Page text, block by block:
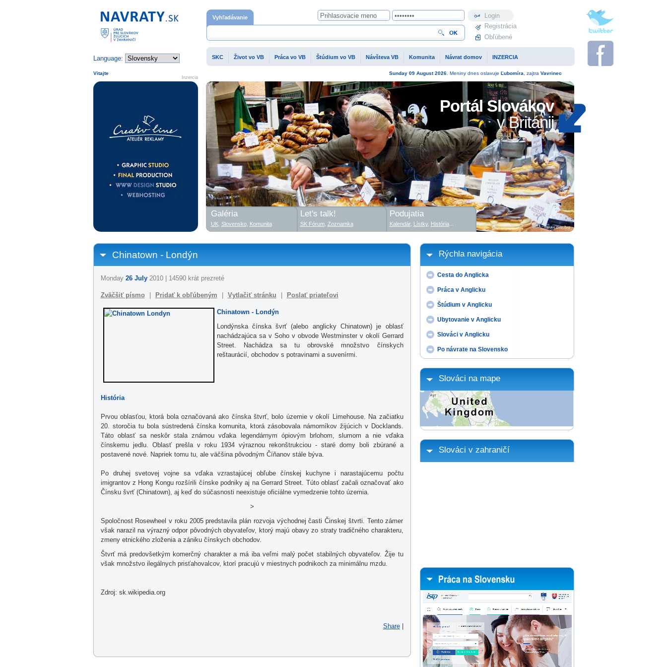
Portál Slovákov
v Británii
Chinatown - Londýn
Monday 26 July2010 | 14590 krát prezreté
Zväčšiť písmo Pridať k obľúbeným Vytlačiť stránku Poslať priateľovi
Chinatown - Londýn
Londýnska čínska švrť (alebo anglicky Chinatown) je oblasť
nachádzajúca sa v Soho v obvode Westminster v okolí Gerrard
Street. Nachádza sa tu obrovské množstvo čínskych
reštaurácií, obchodov s potravinami a suvenírmi.
História
Prvou oblasťou, ktorá bola označovaná ako čínska štvrť, bolo územie v okolí Limehouse. Na začiatku
20. storočia tu bola sústredená čínska komunita, ktorá zásobovala námorníkov žijúcich v Docklands.
Táto oblasť sa neskôr stala známou vďaka legendárnym ópiovým brlohom, slumom a nie vďaka
čínskemu jedlu. Oblasť prešla v roku 1934 výraznou rekonštrukciou - staré domy boli zbúrané a
postavené nové. Napriek tomu tu, ale väčšina pôvodným Číňanov stále býva.
Po druhej svetovej vojne sa vďaka vzrastajúcej obľube čínskej kuchyne i narastajúcemu počtu
imigrantov z Hong Kongu rozšírili čínske podniky aj na Gerrard Street. Túto oblasť začali označovať ako
Čínsku švrť (Chinatown), aj keď do súčasnosti neexistuje oficiálne vymedzenie tohto územia.
>
Spoločnost Rosewheel v roku 2005 predstavila plán rozvoja východnej časti Činskej štvrti. Tento zámer
však narazil na výrazný odpor pôvodných obyvateľov, ktorý majú obavy zo straty tradičného charakteru,
zmeny etnického zloženia a zániku čínskych obchodov.
Štvrť má predovšetkým komerčný charakter a má iba veľmi malý počet stabilných obyvateľov. Žije tu
však množstvo ilegálnych prisťahovalcov, ktorí pracujú v miestnych podnikoch za minimálnu mzdu.
Zdroj: sk.wikipedia.org
Share
Rýchla navigácia
Cesta do Anglicka
Práca v Anglicku
Štúdium v Anglicku
Ubytovanie v Anglicku
Slováci v Anglicku
Po návrate na Slovensko
Slováci na mape
Slováci v zahraničí
Domovská stránka
Language:
Vyhľadávanie
SKC Život vo VB Práca vo VB Štúdium vo VB Návšteva VB Komunita Návrat domov INZERCIA
Profil
Registrácia
Obľúbené
Inzercia
Vitajte Sunday 09 August2026. Meniny dnes oslavuje Ľubomíra , zajtra Vavrinec
Galéria
UK, Slovensko, Komunita
Let's talk!
SK Fórum, Zoznamka
Podujatia
Kalendár, Lístky, História